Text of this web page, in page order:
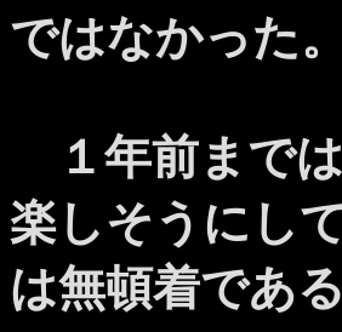
ではなかった。
１年前まで
楽しそうにし
は無頓着である